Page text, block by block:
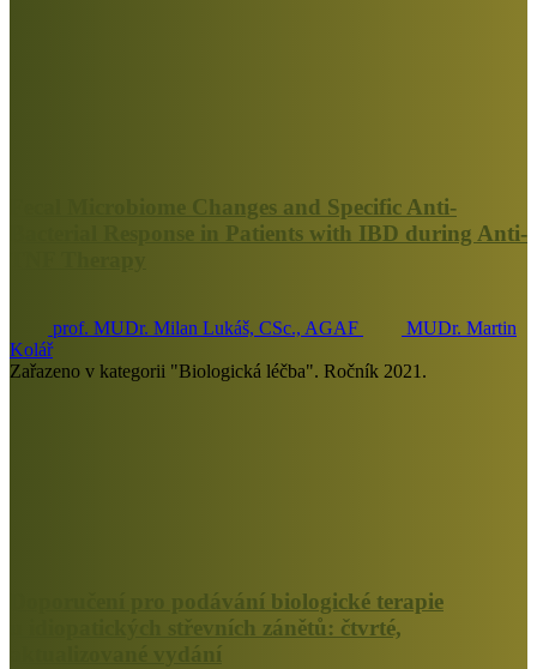
Fecal Microbiome Changes and Specific Anti-
Bacterial Response in Patients with IBD during Anti-
prof. MUDr. Milan Lukáš, CSc., AGAF
MUDr. Martin
Kolář
Zařazeno v kategorii "Biologická léčba". Ročník 2021.
Doporučení pro podávání biologické terapie
u idiopatických střevních zánětů: čtvrté,
aktualizované vydání